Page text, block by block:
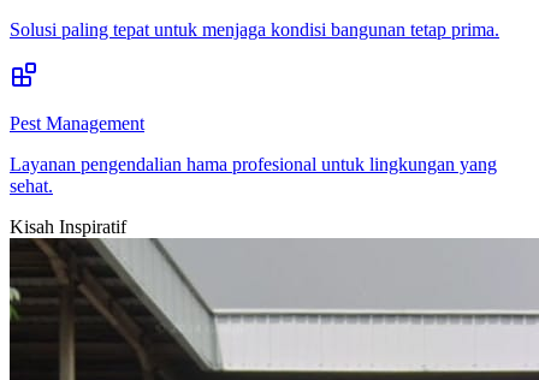
Solusi paling tepat untuk menjaga kondisi bangunan tetap prima.
Pest Management
Layanan pengendalian hama profesional untuk lingkungan yang
sehat.
Kisah Inspiratif